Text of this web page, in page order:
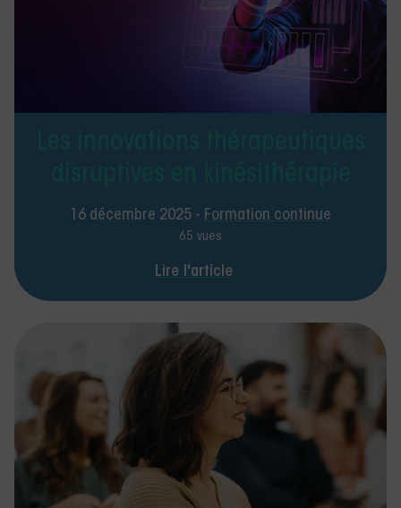
16 décembre 2025 - Formation continue
65 vues
Lire l'article